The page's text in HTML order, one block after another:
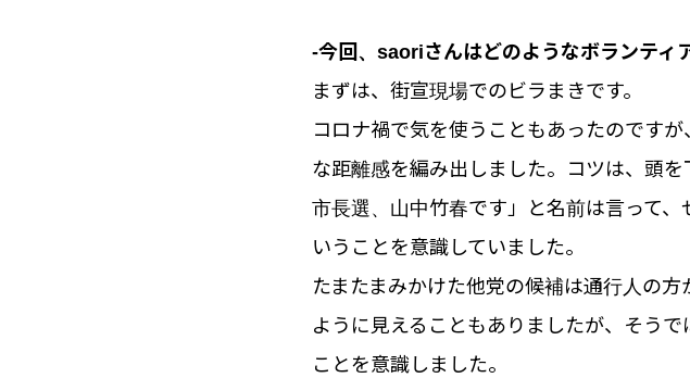
-今回、saoriさんはどのようなボランティ
まずは、街宣現場でのビラまきです。
コロナ禍で気を使うこともあったのです
な距離感を編み出しました。コツは、頭
市長選、山中竹春です」と名前は言って
いうことを意識していました。
たまたまみかけた他党の候補は通行人の
ように見えることもありましたが、そう
ことを意識しました。